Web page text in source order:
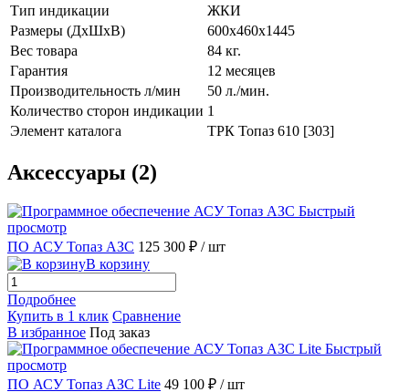
Тип индикации
ЖКИ
Размеры (ДxШxВ)
600x460x1445
Вес товара
84 кг.
Гарантия
12 месяцев
Производительность л/мин
50 л./мин.
Количество сторон индикации 1
Элемент каталога
ТРК Топаз 610 [303]
Аксессуары (2)
Быстрый
просмотр
ПО АСУ Топаз АЗС 125 300 ₽ / шт
В корзину
Подробнее
Купить в 1 клик Сравнение
В избранное Под заказ
Быстрый
просмотр
ПО АСУ Топаз АЗС Lite 49 100 ₽ / шт